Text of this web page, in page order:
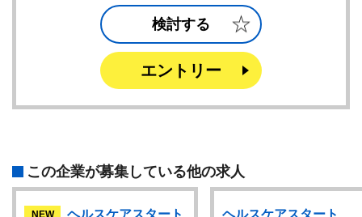
検討する
エントリー
この企業が募集している他の求人
NEW
ヘルスケアスタート
ヘルスケアスタート